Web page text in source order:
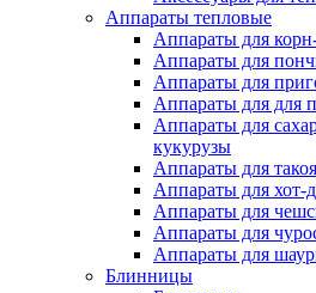
Аппараты тепловые
Аппараты для
Аппараты для
Аппараты для
Аппараты для для
Аппараты для
кукурузы
Аппараты для
Аппараты для хот-
Аппараты для
Аппараты для
Аппараты для
Блинницы